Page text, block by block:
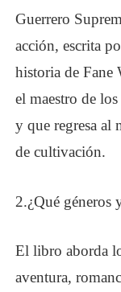
Guerrero
acción, escrita
historia de Fane
el maestro de
y que regresa al
de cultivación.
2.¿Qué géneros
El libro aborda
aventura,